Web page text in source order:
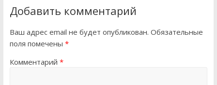
Добавить комментарий
Ваш адрес email не будет опубликован. Обязательные
поля помечены *
Комментарий *